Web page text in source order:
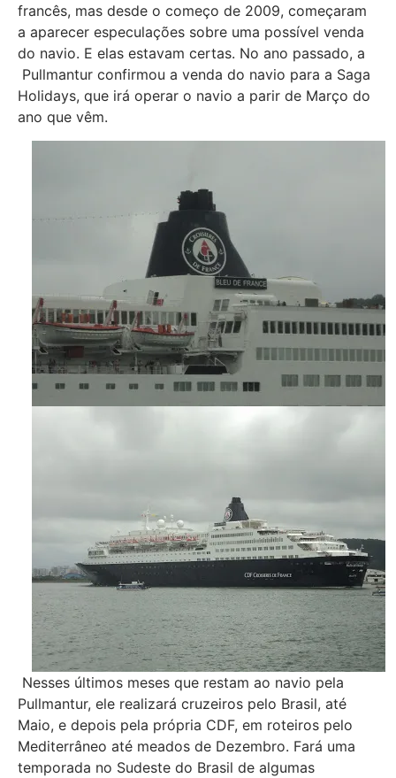
francês, mas desde o começo de 2009, começaram
a aparecer especulações sobre uma possível venda
do navio. E elas estavam certas. No ano passado, a
Pullmantur confirmou a venda do navio para a Saga
Holidays, que irá operar o navio a parir de Março do
ano que vêm.
Nesses últimos meses que restam ao navio pela
Pullmantur, ele realizará cruzeiros pelo Brasil, até
Maio, e depois pela própria CDF, em roteiros pelo
Mediterrâneo até meados de Dezembro. Fará uma
temporada no Sudeste do Brasil de algumas